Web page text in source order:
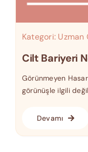
Kategori: Uzman
Cilt Bariyeri
Görünmeyen
görünüşle ilgili
Devamı